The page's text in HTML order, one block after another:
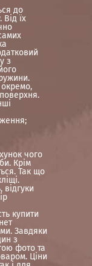
до
їх
з
чого
Крім
Так що
купити
Завдяки
з
фото та
Ціни